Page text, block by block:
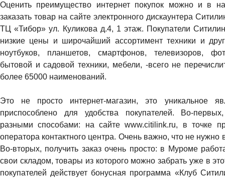
Оценить преимущество интернет покупок можно и в
заказать товар на сайте электронного дискаунтера
ТЦ «Тибор» ул. Куликова д.4, 1 этаж. Покупатели
низкие цены и широчайший ассортимент техники и
ноутбуков, планшетов, смартфонов, телевизоров,
бытовой и садовой техники, мебели, -всего не
более 65000 наименований.
Это не просто интернет-магазин, это уникальное
приспособлено для удобства покупателей. Во-
разными способами: на сайте www.citilink.ru, в точке
оператора контактного центра. Очень важно, что не нужно
Во-вторых, получить заказ очень просто: в Муроме
свои складом, товары из которого можно забрать уже в
покупателей действует бонусная программа «Клуб